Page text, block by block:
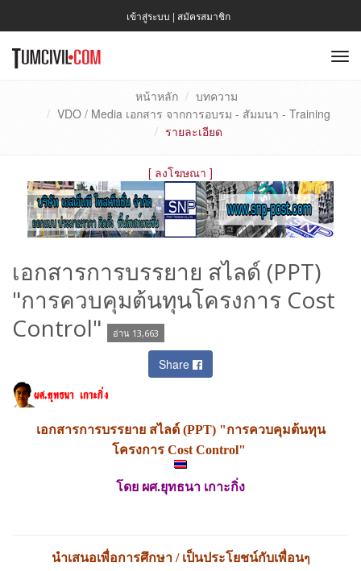
เข้าสู่ระบบ | สมัครสมาชิก
หน้าหลัก
บทความ
VDO / Media เอกสาร จากการอบรม - สัมมนา - Training
รายละเอียด
[ ลงโฆษณา ]
เอกสารการบรรยาย สไลด์ (PPT)
"การควบคุมต้นทุนโครงการ Cost
Control"
อ่าน 13,663
Share
เอกสารการบรรยาย สไลด์ (PPT)"การควบคุมต้นทุน
โครงการ Cost Control"
โดย ผศ.ยุทธนา เกาะกิ่ง
นำเสนอเพื่อการศึกษา / เป็นประโยชน์กับเพื่อนๆ